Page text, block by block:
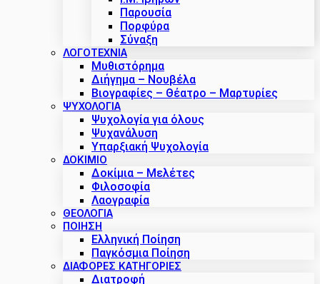
Παρουσία
Πορφύρα
Σύναξη
ΛΟΓΟΤΕΧΝΙΑ
Μυθιστόρημα
Διήγημα – Νουβέλα
Βιογραφίες – Θέατρο – Μαρτυρίες
ΨΥΧΟΛΟΓΙΑ
Ψυχολογία για όλους
Ψυχανάλυση
Υπαρξιακή Ψυχολογία
ΔΟΚΊΜΙΟ
Δοκίμια – Μελέτες
Φιλοσοφία
Λαογραφία
ΘΕΟΛΟΓΙΑ
ΠΟΙΗΣΗ
Ελληνική Ποίηση
Παγκόσμια Ποίηση
ΔΙΑΦΟΡΕΣ ΚΑΤΗΓΟΡΙΕΣ
Διατροφή